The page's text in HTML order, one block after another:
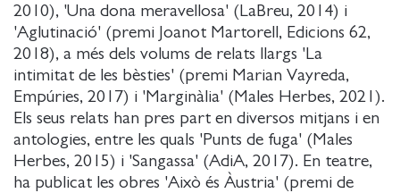
2010), 'Una dona meravellosa' (LaBreu, 2014) i
'Aglutinació' (premi Joanot Martorell, Edicions 62,
2018), a més dels volums de relats llargs 'La
intimitat de les bèsties' (premi Marian Vayreda,
Empúries, 2017) i 'Marginàlia' (Males Herbes, 2021).
Els seus relats han pres part en diversos mitjans i en
antologies, entre les quals 'Punts de fuga' (Males
Herbes, 2015) i 'Sangassa' (AdiA, 2017). En teatre,
ha publicat les obres 'Això és Àustria' (premi de